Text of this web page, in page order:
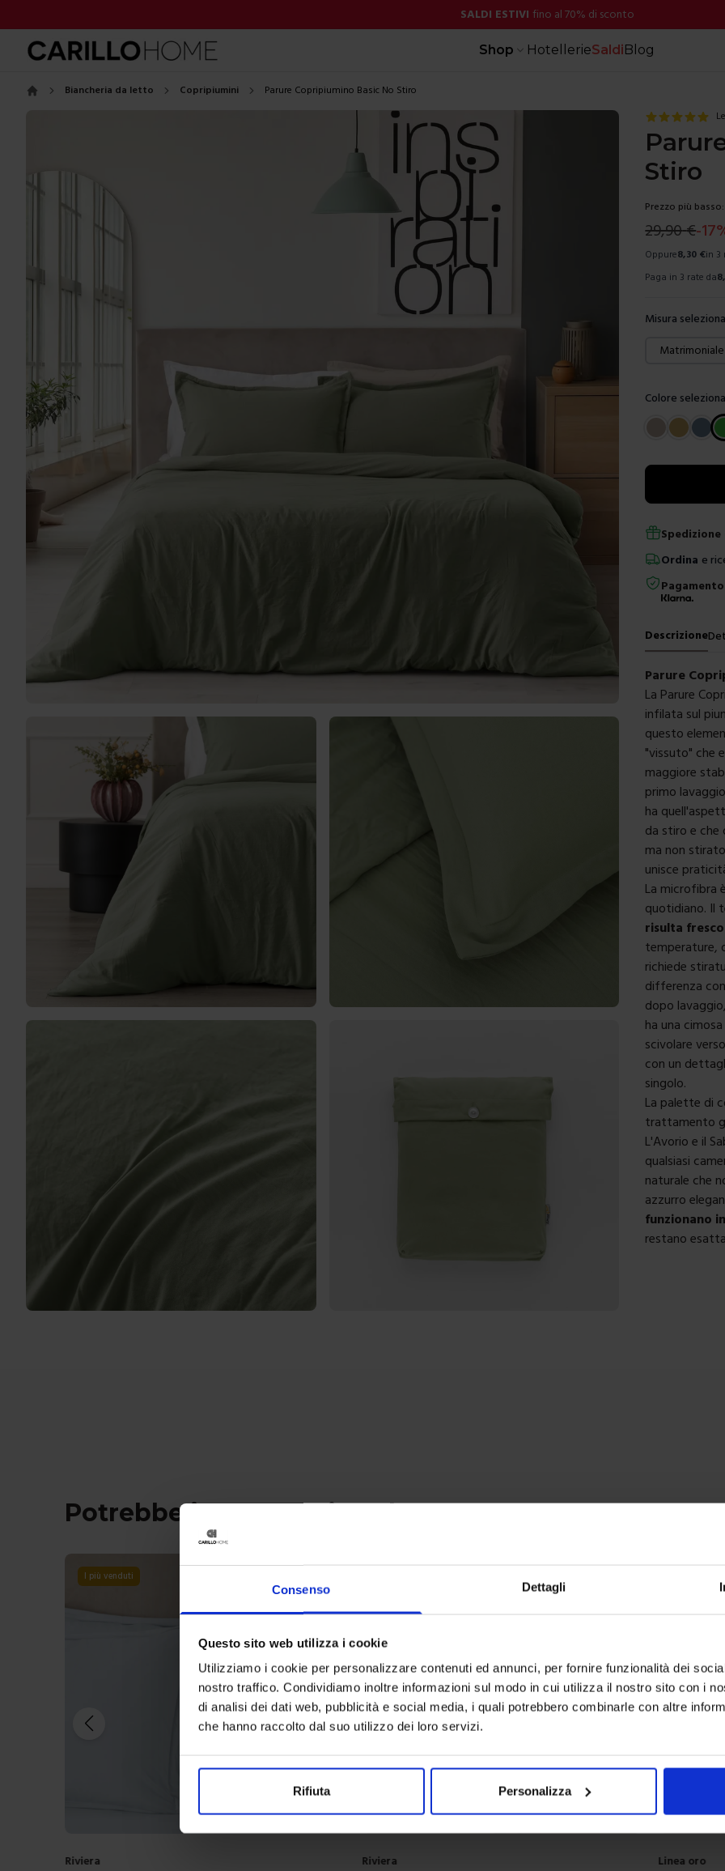
Consenso Dettagli
Questo sito web utilizza i cookie
Utilizziamo i cookie per personalizzare contenuti ed annunci, per fornire funzionalità dei
nostro traffico. Condividiamo inoltre informazioni sul modo in cui utilizza il nostro sito con i
di analisi dei dati web, pubblicità e social media, i quali potrebbero combinarle con altre
che hanno raccolto dal suo utilizzo dei loro servizi.
Rifiuta Personalizza
SALDI ESTIVI fino al 70% di sconto
Shop HotellerieSaldiBlog
Biancheria da letto Copripiumini Parure Copripiumino Basic No Stiro
Stiro
Prezzo più basso:
29,90€-17
Oppure8,30 €in 3
Paga in 3 rate da
Misura
Scegli una
Matrimoniale
Colore
Scegli un
Ordina e
Descrizione
Parure
La Parure
infilata sul
questo
"vissuto" che
maggiore
primo
ha
da stiro e
ma non
unisce
La microfibra
quotidiano. Il
risulta
temperature,
richiede
differenza
dopo
ha una
scivolare
con un
singolo.
La palette di
trattamento
L'Avorio e il
qualsiasi
naturale che
azzurro
funzionano
restano
Potrebbe interessarti anche
I più venduti
Riviera Riviera Linea oro